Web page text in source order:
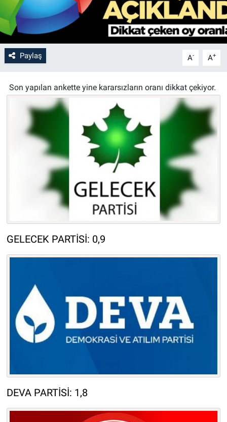
Paylaş A- A+
Son yapılan ankette yine kararsızların oranı dikkat çekiyor.
GELECEK PARTİSİ: 0,9
DEVA PARTİSİ: 1,8